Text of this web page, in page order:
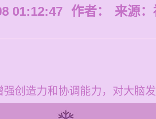
01:12:47 作者： 来源：
创造力和协调能力，对大脑